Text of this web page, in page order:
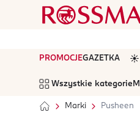
PROMOCJEGAZETKA ☀️
Wszystkie kategorie
Marki Pusheen